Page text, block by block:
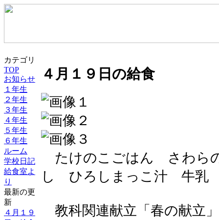
カテゴリ
TOP
お知らせ
１年生
２年生
３年生
４年生
５年生
６年生
ルーム
学校日記
給食室よ
り
最新の更
新
４月１９
４月１９日の給食
たけのこごはん さわら
し ひろしまっこ汁 牛乳
教科関連献立「春の献立」